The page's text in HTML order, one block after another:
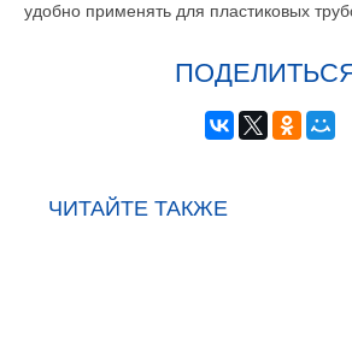
удобно применять для пластиковых
ЧИТАЙТЕ ТАКЖЕ